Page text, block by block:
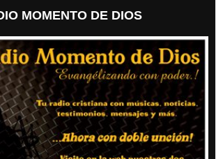
MOMENTO DE DIOS